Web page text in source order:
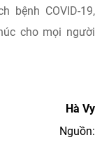
bệnh COVID-19,
cho mọi người
Hà Vy
Nguồn: